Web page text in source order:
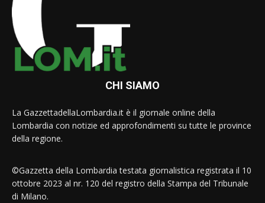
CHI SIAMO
La GazzettadellaLombardia.it è il giornale online della
Lombardia con notizie ed approfondimenti su tutte le province
della regione.
©Gazzetta della Lombardia testata giornalistica registrata il 10
ottobre 2023 al nr. 120 del registro della Stampa del Tribunale
di Milano.